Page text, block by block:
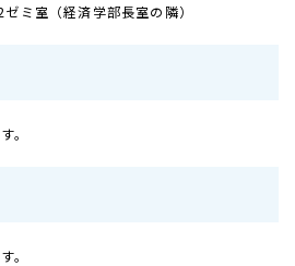
ミ室（経済学部長室の隣）
。
。